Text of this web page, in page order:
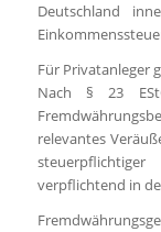
Deutschland
Für Privatanleger
Nach § 23
relevantes
verpflichtend in